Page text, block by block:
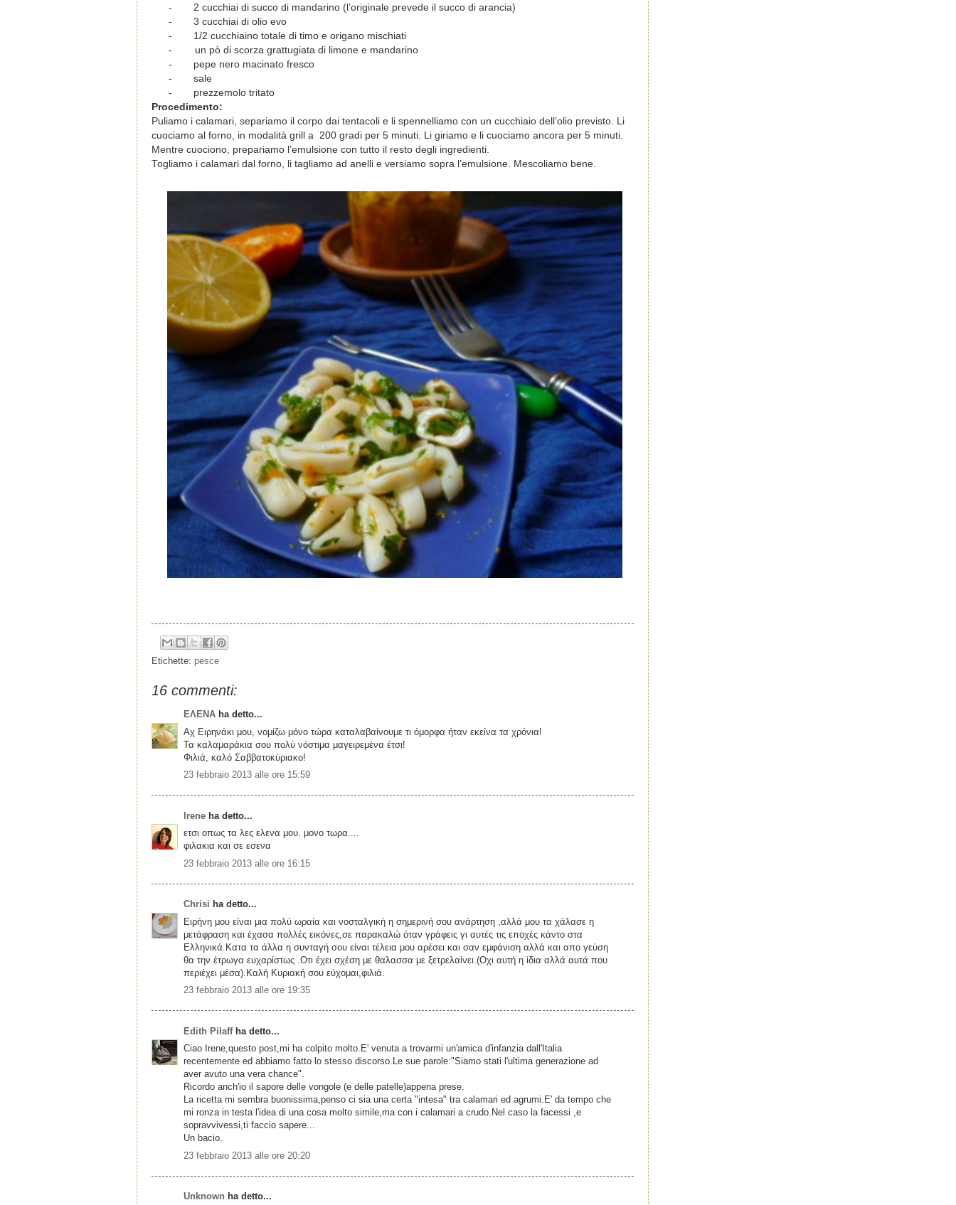
-
2 cucchiai di succo di mandarino (l’originale prevede il succo di arancia)
-
3 cucchiai di olio evo
-
1/2 cucchiaino totale di timo e origano mischiati
- un pò di scorza grattugiata di limone e mandarino
-
pepe nero macinato fresco
-
sale
-
prezzemolo tritato
Procedimento:
Puliamo i calamari, separiamo il corpo dai tentacoli e li spennelliamo con un cucchiaio dell’olio previsto. Li
cuociamo al forno, in modalità grill a 200 gradi per 5 minuti. Li giriamo e li cuociamo ancora per 5 minuti.
Mentre cuociono, prepariamo l’emulsione con tutto il resto degli ingredienti.
Togliamo i calamari dal forno, li tagliamo ad anelli e versiamo sopra l’emulsione. Mescoliamo bene.
Etichette: pesce
16 commenti:
ΕΛΕΝΑ ha detto...
Aχ Ειρηνάκι μου, νομίζω μόνο τώρα καταλαβαίνουμε τι όμορφα ήταν εκείνα τα χρόνια!
Τα καλαμαράκια σου πολύ νόστιμα μαγειρεμένα έτσι!
Φιλιά, καλό Σαββατοκύριακο!
23 febbraio 2013 alle ore 15:59
Irene ha detto...
ετσι οπως τα λες ελενα μου. μονο τωρα....
φιλακια και σε εσενα
23 febbraio 2013 alle ore 16:15
Chrisi ha detto...
Ειρήνη μου είναι μια πολύ ωραία και νοσταλγική η σημερινή σου ανάρτηση ,αλλά μου τα χάλασε η
μετάφραση και έχασα πολλές εικόνες,σε παρακαλώ όταν γράφεις γι αυτές τις εποχές κάντο στα
Ελληνικά.Κατα τα άλλα η συνταγή σου είναι τέλεια μου αρέσει και σαν εμφάνιση αλλά και απο γεύση
θα την έτρωγα ευχαρίστως .Οτι έχει σχέση με θαλασσα με ξετρελαίνει.(Οχι αυτή η ίδια αλλά αυτά που
περιέχει μέσα).Καλή Κυριακή σου εύχομαι,φιλιά.
23 febbraio 2013 alle ore 19:35
Edith Pilaffha detto...
Ciao Irene,questo post,mi ha colpito molto.E' venuta a trovarmi un'amica d'infanzia dall'Italia
recentemente ed abbiamo fatto lo stesso discorso.Le sue parole:"Siamo stati l'ultima generazione ad
aver avuto una vera chance".
Ricordo anch'io il sapore delle vongole (e delle patelle)appena prese.
La ricetta mi sembra buonissima,penso ci sia una certa "intesa" tra calamari ed agrumi.E' da tempo che
mi ronza in testa l'idea di una cosa molto simile,ma con i calamari a crudo.Nel caso la facessi ,e
sopravvivessi,ti faccio sapere...
Un bacio.
23 febbraio 2013 alle ore 20:20
Unknown ha detto...